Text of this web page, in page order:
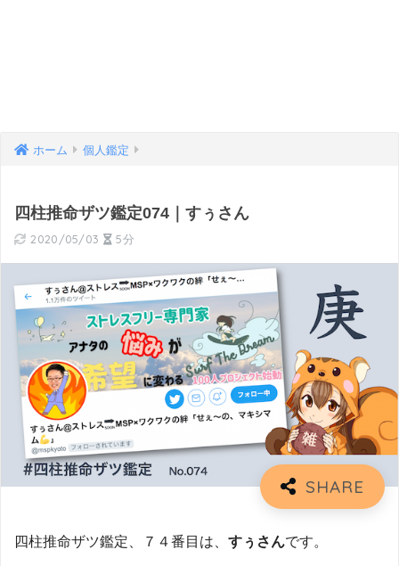
ホーム 個人鑑定
四柱推命ザツ鑑定074｜すぅさん
2020/05/03 5分
四柱推命ザツ鑑定、７４番目は、 すぅさんです。